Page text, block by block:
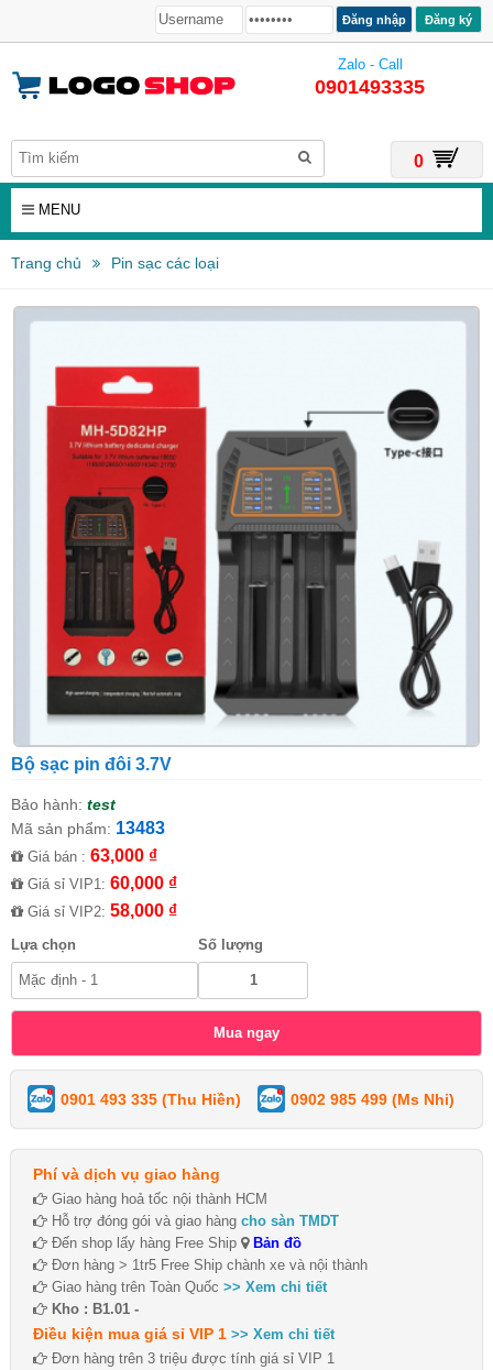
Đăng ký
Zalo - Call
0901493335
0
MENU
Trang chủ Pin sạc các loại
Bộ sạc pin đôi 3.7V
Bảo hành: test
Mã sản phẩm: 13483
Giá bán : 63,000 ₫
Giá sỉ VIP1: 60,000 ₫
Giá sỉ VIP2: 58,000 ₫
Lựa chọn Số lượng
0901 493 335 (Thu Hiền) 0902 985 499 (Ms Nhi)
Phí và dịch vụ giao hàng
Giao hàng hoả tốc nội thành HCM
Hỗ trợ đóng gói và giao hàng cho sàn TMDT
Đến shop lấy hàng Free Ship
Bản đồ
Đơn hàng > 1tr5 Free Ship chành xe và nội thành
Giao hàng trên Toàn Quốc >> Xem chi tiết
Kho : B1.01 -
Điều kiện mua giá sỉ VIP 1 >> Xem chi tiết
Đơn hàng trên 3 triệu được tính giá sỉ VIP 1